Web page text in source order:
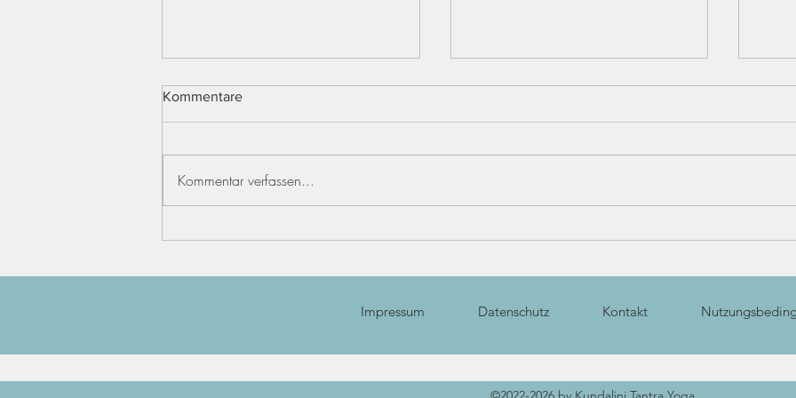
Die Leute reden...
Kommentare
Kommentar verfassen...
Impressum Datenschutz Kontakt